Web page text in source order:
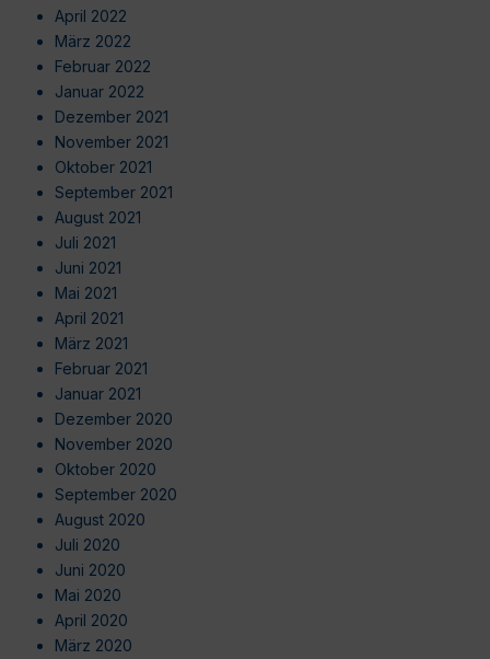
April 2022
März 2022
Februar 2022
Januar 2022
Dezember 2021
November 2021
Oktober 2021
September 2021
August 2021
Juli 2021
Juni 2021
Mai 2021
April 2021
März 2021
Februar 2021
Januar 2021
Dezember 2020
November 2020
Oktober 2020
September 2020
August 2020
Juli 2020
Juni 2020
Mai 2020
April 2020
März 2020